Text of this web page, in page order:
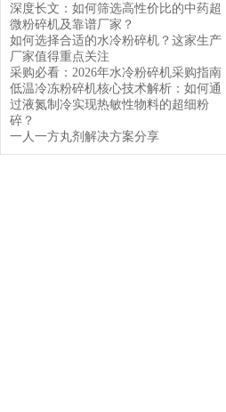
深度长文：如何筛选高性价比的中药超
微粉碎机及靠谱厂家？
如何选择合适的水冷粉碎机？这家生产
厂家值得重点关注
采购必看：2026年水冷粉碎机采购指南
低温冷冻粉碎机核心技术解析：如何通
过液氮制冷实现热敏性物料的超细粉
碎？
一人一方丸剂解决方案分享